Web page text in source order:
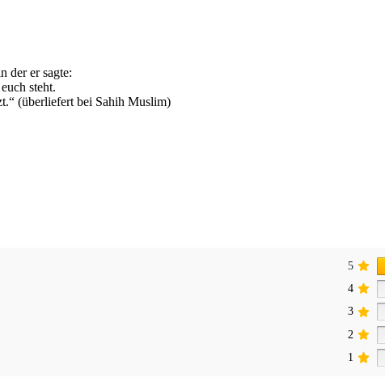
der er sagte:
steht.
(überliefert bei Sahih Muslim)
5
4
3
2
1